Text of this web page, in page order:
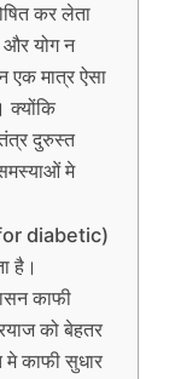
कर लेता
योग न
एक मात्र ऐसा
क्योंकि
दुरुस्त
मे
diabetic)
है।
काफी
को बेहतर
मे काफी सुधार